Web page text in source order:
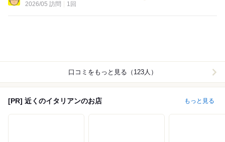
2026/05 訪問
1回
口コミをもっと見る（123人）
[PR] 近くのイタリアンのお店 もっと見る